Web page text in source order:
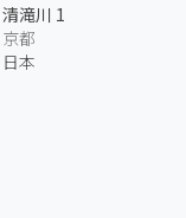
清滝川 1
京都
日本